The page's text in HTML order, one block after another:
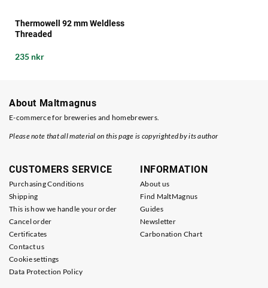
Thermowell 92 mm Weldless
Threaded
235 nkr
About Maltmagnus
E-commerce for breweries and homebrewers.
Please note that all material on this page is copyrighted by its author
CUSTOMERS SERVICE
Purchasing Conditions
Shipping
This is how we handle your order
Cancel order
Certificates
Contact us
Cookie settings
Data Protection Policy
INFORMATION
About us
Find MaltMagnus
Guides
Newsletter
Carbonation Chart